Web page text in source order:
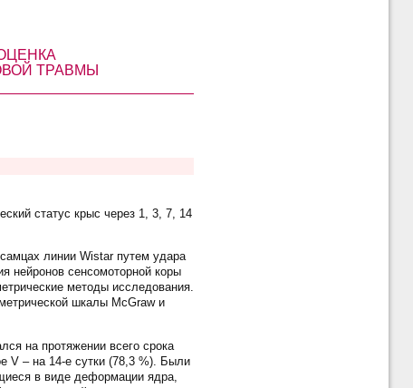
ТРАВМЫ
статус крыс через 1, 3, 7, 14
линии Wistar путем удара
нейронов сенсомоторной коры
методы исследования.
шкалы McGraw и
на протяжении всего срока
V – на 14-е сутки (78,3 %). Были
в виде деформации ядра,